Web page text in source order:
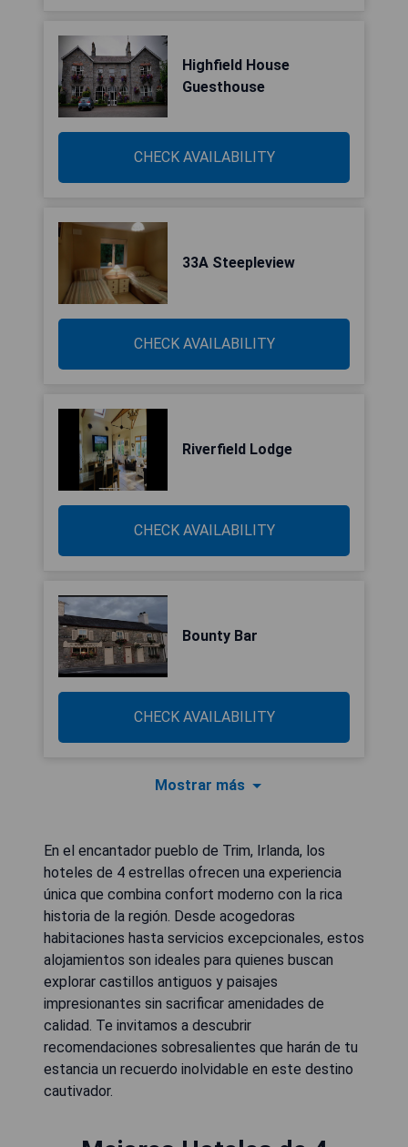
Highfield House
Guesthouse
CHECK AVAILABILITY
33A Steepleview
CHECK AVAILABILITY
Riverfield Lodge
CHECK AVAILABILITY
Bounty Bar
CHECK AVAILABILITY
Mostrar más
En el encantador pueblo de Trim, Irlanda, los
hoteles de 4 estrellas ofrecen una experiencia
única que combina confort moderno con la rica
historia de la región. Desde acogedoras
habitaciones hasta servicios excepcionales, estos
alojamientos son ideales para quienes buscan
explorar castillos antiguos y paisajes
impresionantes sin sacrificar amenidades de
calidad. Te invitamos a descubrir
recomendaciones sobresalientes que harán de tu
estancia un recuerdo inolvidable en este destino
cautivador.